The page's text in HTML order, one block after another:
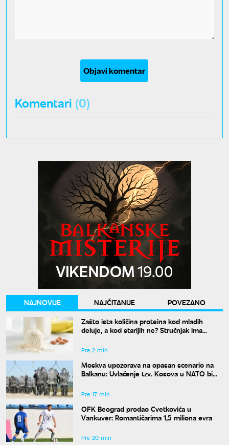
Objavi komentar
Komentari (0)
NAJNOVIJE NAJČITANIJE
POVEZANO
Zašto ista količina proteina kod mladih
deluje, a kod starijih ne? Stručnjak ima
Pre 2 min
Moskva upozorava na opasan scenario na
Balkanu: Uvlačenje tzv. Kosova u NATO bi
Pre 17 min
OFK Beograd prodao Cvetkovića u
Vankuver: Romantičarima 1,5 miliona evra
Pre 20 min